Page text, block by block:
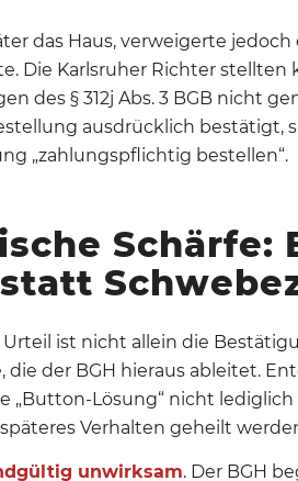
das Haus, verweigerte
Die Karlsruher Richter stellten
des § 312j Abs. 3 BGB nicht
ausdrücklich bestätigt,
„zahlungspflichtig bestellen“.
Schärfe:
Urteil ist nicht allein die
die der BGH hieraus ableitet.
„Button-Lösung“ nicht
Verhalten geheilt
unwirksam. Der BGH